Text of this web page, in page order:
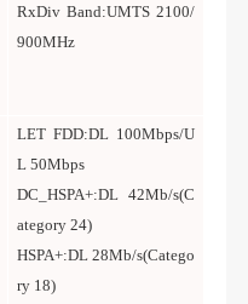
RxDiv Band:UMTS 2100/
900MHz
LET FDD:DL 100Mbps/U
L 50Mbps
DC_HSPA+:DL 42Mb/s(C
ategory 24)
HSPA+:DL 28Mb/s(Catego
ry 18)